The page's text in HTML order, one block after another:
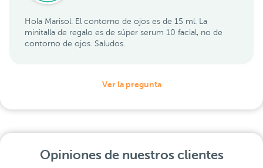
Hola Marisol. El contorno de ojos es de 15 ml. La
minitalla de regalo es de súper serum 10 facial, no de
contorno de ojos. Saludos.
Ver la pregunta
Opiniones de nuestros clientes